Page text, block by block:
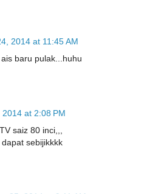
2014 at 11:45 AM
baru pulak...huhu
at 2:08 PM
saiz 80 inci,,,
sebijikkkk